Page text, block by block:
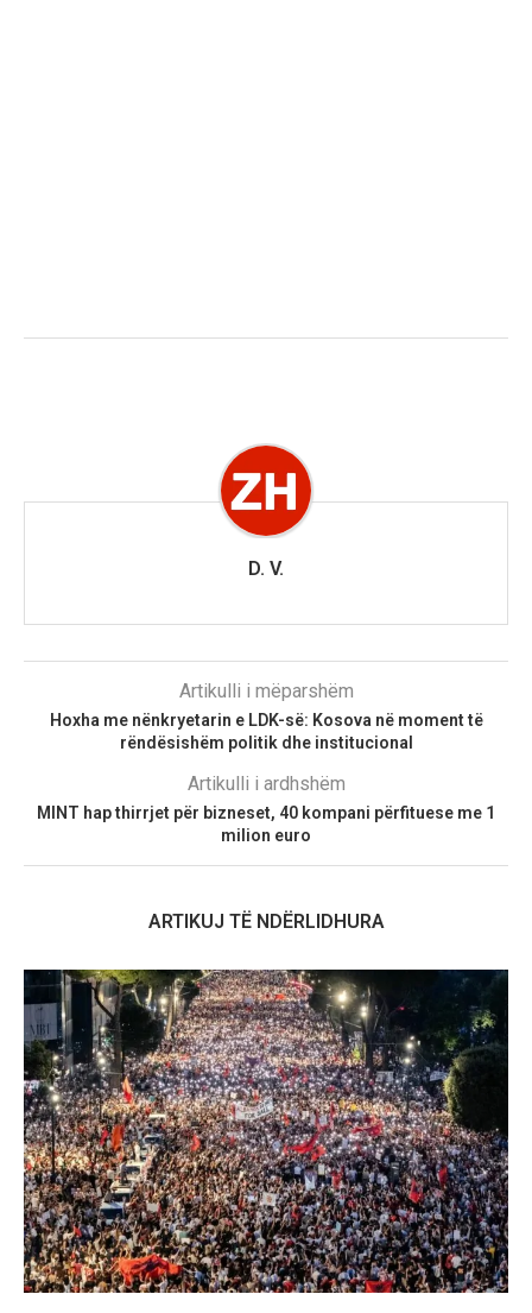
D. V.
Artikulli i mëparshëm
Hoxha me nënkryetarin e LDK-së: Kosova në moment të
rëndësishëm politik dhe institucional
Artikulli i ardhshëm
MINT hap thirrjet për bizneset, 40 kompani përfituese me 1
milion euro
ARTIKUJ TË NDËRLIDHURA